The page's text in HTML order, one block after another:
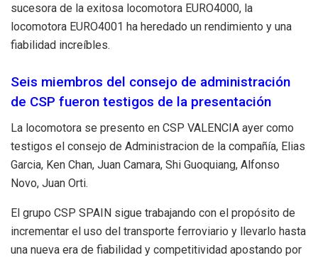
sucesora de la exitosa locomotora EURO4000, la
locomotora EURO4001 ha heredado un rendimiento y una
fiabilidad increíbles.
Seis miembros del consejo de administración
de CSP fueron testigos de la presentación
La locomotora se presento en CSP VALENCIA ayer como
testigos el consejo de Administracion de la compañía, Elias
Garcia, Ken Chan, Juan Camara, Shi Guoquiang, Alfonso
Novo, Juan Orti.
El grupo CSP SPAIN sigue trabajando con el propósito de
incrementar el uso del transporte ferroviario y llevarlo hasta
una nueva era de fiabilidad y competitividad apostando por